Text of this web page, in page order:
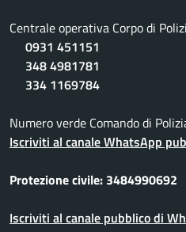
Centrale operativa Corpo di
0931 451151
348 4981781
334 1169784
Numero verde Comando di
Iscriviti al canale WhatsApp
Protezione civile: 3484990692
Iscriviti al canale pubblico di